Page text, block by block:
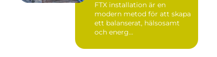
FTX installation är en
modern metod för att skapa
ett balanserat, hälsosamt
och energ...